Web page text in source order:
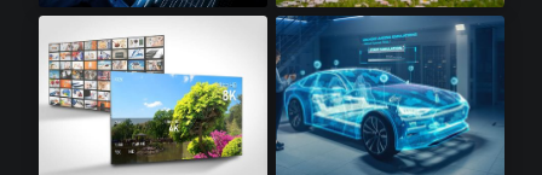
电动自行车​